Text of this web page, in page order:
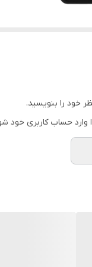
خود را بنویسید.
وارد حساب کاربری خود